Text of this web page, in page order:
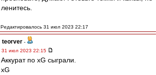
ленитесь.
Редактировалось 31 июл 2023 22:17
teorver -
31 июл 2023 22:15
Аккурат по xG сыграли.
xG